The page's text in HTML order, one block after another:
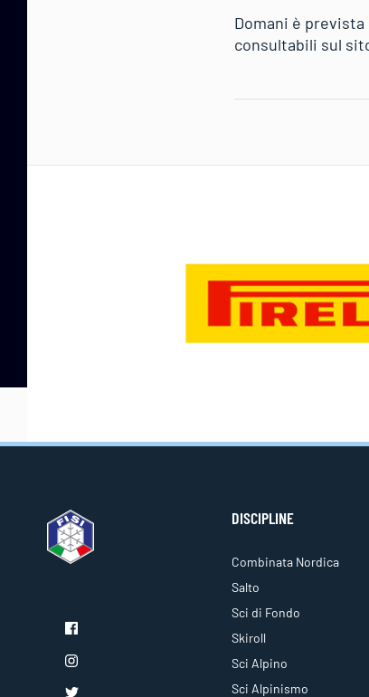
Domani è
consultabili sul
DISCIPLINE
Combinata Nordica
Salto
Sci di Fondo
Skiroll
Sci Alpino
Sci Alpinismo